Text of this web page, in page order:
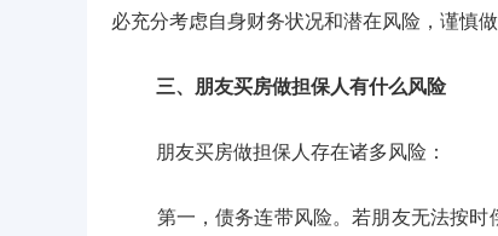
必充分考虑自身财务状况和潜在风险，谨慎做
三、朋友买房做担保人有什么风险
朋友买房做担保人存在诸多风险：
第一，债务连带风险。若朋友无法按时偿